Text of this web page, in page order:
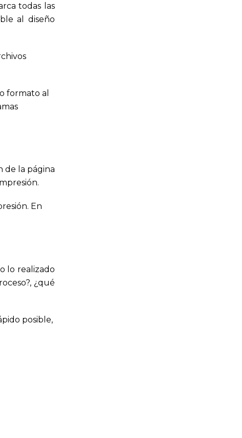
todas las
al diseño
formato al
de la página
En
lo realizado
¿qué
posible,